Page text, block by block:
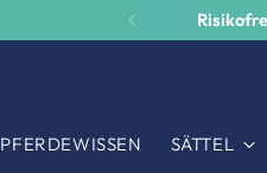
PFERDEWISSEN SÄTTEL